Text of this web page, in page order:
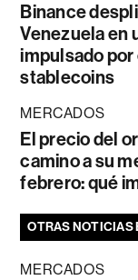
Binance
Venezuela en
impulsado por
stablecoins
MERCADOS
El precio del
camino a su
febrero: qué
OTRAS NOTICIAS
MERCADOS